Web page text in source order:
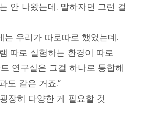
안 나왔는데. 말하자면 그런 걸
는 우리가 따로따로 했었는데.
따로 실험하는 환경이 따로
연구실은 그걸 하나로 통합해
도 같은 거죠.”
장히 다양한 게 필요할 것